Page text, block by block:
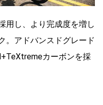
用し、より完成度を増し
。アドバンスドグレード
カーボンを採